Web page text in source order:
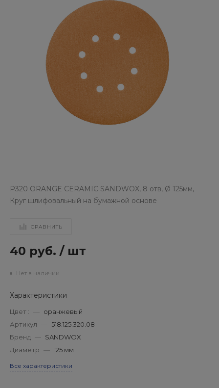
P320 ORANGE CERAMIC SANDWOX, 8 отв, Ø 125мм,
Круг шлифовальный на бумажной основе
СРАВНИТЬ
40 руб. / шт
Нет в наличии
Характеристики
Цвет : — оранжевый
Артикул — 518.125.320.08
Бренд — SANDWOX
Диаметр — 125 мм
Все характеристики